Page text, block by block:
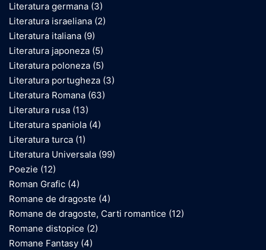
Literatura germana (3)
Literatura israeliana (2)
Literatura italiana (9)
Literatura japoneza (5)
Literatura poloneza (5)
Literatura portugheza (3)
Literatura Romana (63)
Literatura rusa (13)
Literatura spaniola (4)
Literatura turca (1)
Literatura Universala (99)
Poezie (12)
Roman Grafic (4)
Romane de dragoste (4)
Romane de dragoste, Carti romantice (12)
Romane distopice (2)
Romane Fantasy (4)